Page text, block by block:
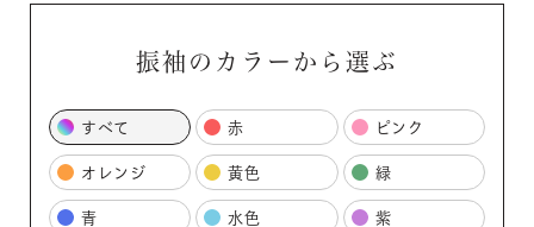
振袖のカラーから選ぶ
すべて 赤 ピンク
オレンジ 黄色 緑
青 水色 紫